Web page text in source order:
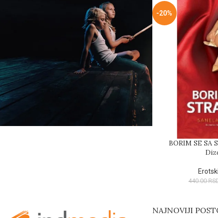
849.00RSD
HOD PO DŽEZU Ivan
RSD
-20%
BORIM SE SA
440.00
NAJNOVIJI